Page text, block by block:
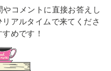
コメントに直接お答えし
リアルタイムで来てくださ
めです！